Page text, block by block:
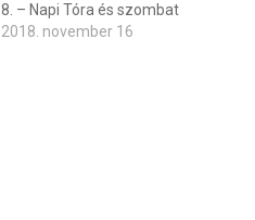
8. – Napi Tóra és szombat
2018. november 16